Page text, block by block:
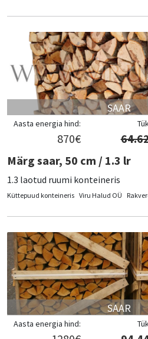
SAAR
Aasta energia hind:
870€
Märg saar, 50 cm / 1.3 lr
1.3 laotud ruumi konteineris
Küttepuud konteineris Viru Halud OÜ
SAAR
Aasta energia hind: